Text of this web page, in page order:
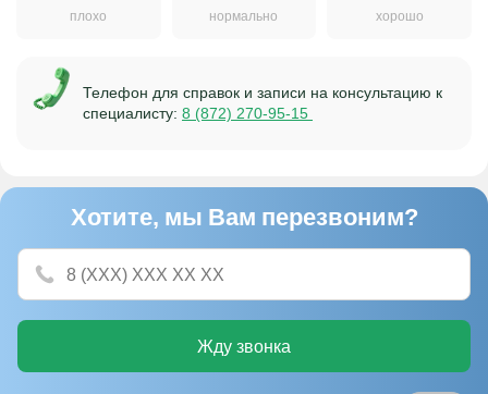
плохо нормально хорошо
Телефон для справок и записи на консультацию к
специалисту: 8 (872) 270-95-15
Хотите, мы Вам перезвоним?
Жду звонка